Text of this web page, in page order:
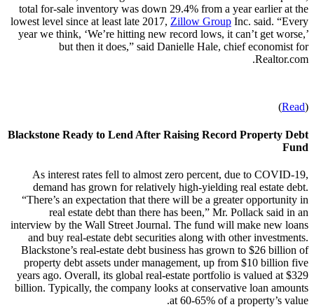
total for-sale inventory was down 29.4% from a year earlier at the
lowest level since at least late 2017, Zillow Group Inc. said. “Every
year we think, ‘We’re hitting new record lows, it can’t get worse,’
but then it does,” said Danielle Hale, chief economist for
Realtor.com.
(
Read
)
Blackstone Ready to Lend After Raising Record Property Debt
Fund
As interest rates fell to almost zero percent, due to COVID-19,
demand has grown for relatively high-yielding real estate debt.
“There’s an expectation that there will be a greater opportunity in
real estate debt than there has been,” Mr. Pollack said in an
interview by the Wall Street Journal. The fund will make new loans
and buy real-estate debt securities along with other investments.
Blackstone’s real-estate debt business has grown to $26 billion of
property debt assets under management, up from $10 billion five
years ago. Overall, its global real-estate portfolio is valued at $329
billion. Typically, the company looks at conservative loan amounts
at 60-65% of a property’s value.